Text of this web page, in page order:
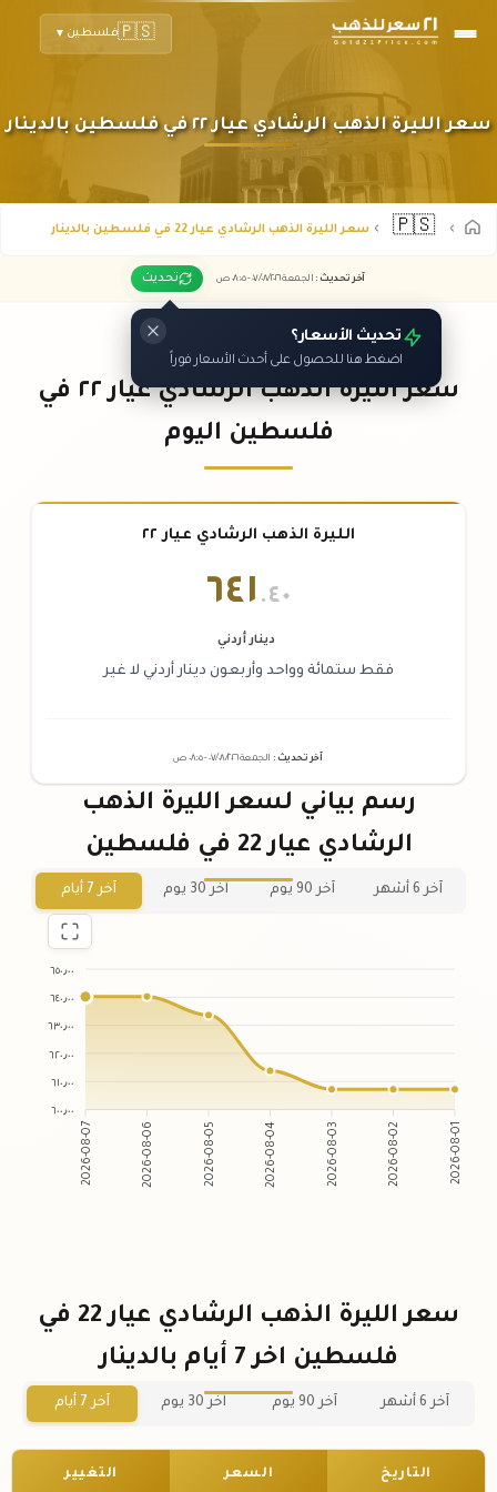
🇵🇸فلسطين ▼
سعر الليرة الذهب الرشادي عيار ٢٢ في فلسطين بالدينار
🇵🇸 سعر الليرة الذهب الرشادي عيار 22 في فلسطين بالدينار
آخر تحديث : الجمعة ٠٧ /٠٨/٢٠٢٦ - ٠٨:٠٥ ص تحديث
تحديث الأسعار؟
اضغط هنا للحصول على أحدث الأسعار فوراً
سعر الليرة الذهب الرشادي عيار ٢٢ في
فلسطين اليوم
الليرة الذهب الرشادي عيار ٢٢
٦٤١ .٤٠
دينار أردني
فقط ستمائة وواحد وأربعون دينار أردني لا غير
آخر تحديث : الجمعة ٠٧ /٠٨/٢٠٢٦ - ٠٨:٠٥ ص
رسم بياني لسعر الليرة الذهب
الرشادي عيار 22 في فلسطين
آخر 6 أشهر آخر 90 يوم آخر 30 يوم آخر 7 أيام
٦٥٠٫٠٠
٦٤٠٫٠٠
٦٣٠٫٠٠
٦٢٠٫٠٠
٦١٠٫٠٠
٦٠٠٫٠٠
2026-08-07 2026-08-06 2026-08-05 2026-08-04 2026-08-03 2026-08-02 2026-08-01
سعر الليرة الذهب الرشادي عيار 22 في
فلسطين اخر 7 أيام بالدينار
آخر 6 أشهر آخر 90 يوم آخر 30 يوم آخر 7 أيام
التاريخ السعر التغيير